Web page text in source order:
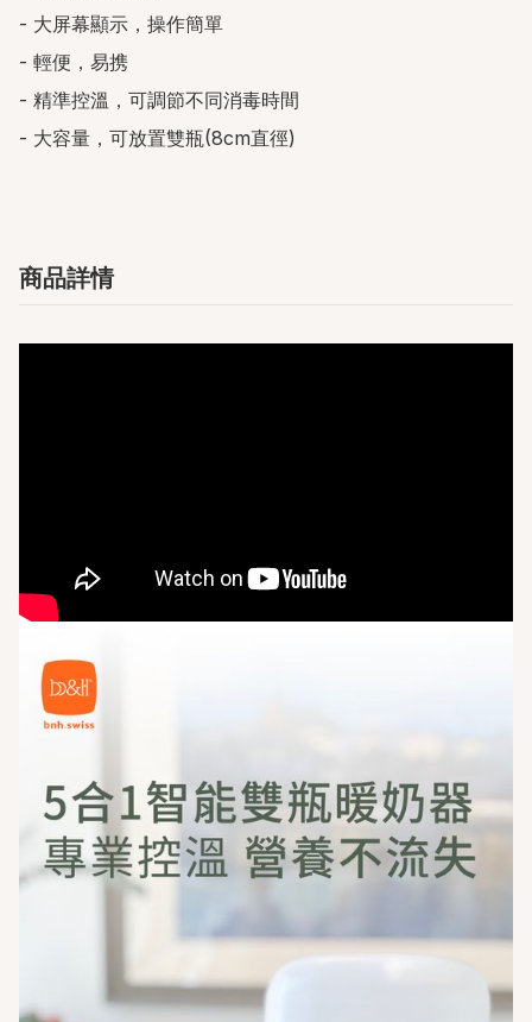
- 大屏幕顯示，操作簡單
- 輕便，易携
- 精準控溫，可調節不同消毒時間
- 大容量，可放置雙瓶(8cm直徑)
商品詳情